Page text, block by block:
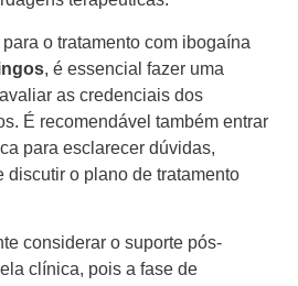
o tratamento com ibogaína
, é essencial fazer uma
as credenciais dos
É recomendável também entrar
para esclarecer dúvidas,
discutir o plano de tratamento
considerar o suporte pós-
clínica, pois a fase de